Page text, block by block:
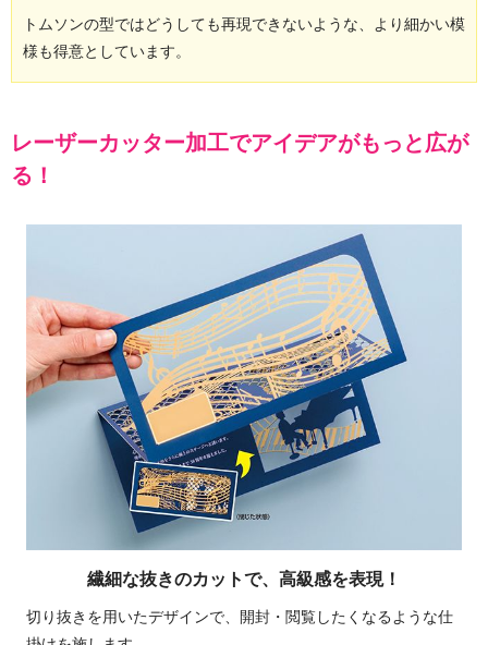
トムソンの型ではどうしても再現できないような、より細かい模
様も得意としています。
レーザーカッター加工でアイデアがもっと広が
る！
繊細な抜きのカットで、高級感を表現！
切り抜きを用いたデザインで、開封・閲覧したくなるような仕